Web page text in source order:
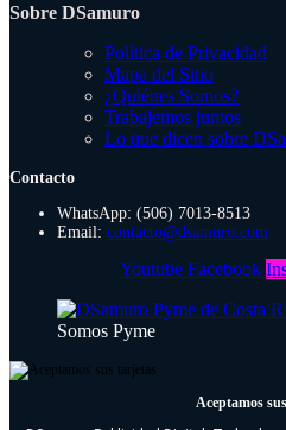
Sobre DSamuro
Política de Privacidad
Mapa del Sitio
¿Quiénes Somos?
Trabajemos juntos
Lo que dicen sobre
Contacto
WhatsApp: (506) 7013-8513
Email: contacto@dsamuro.com
Youtube Facebook
Somos Pyme
Aceptamos